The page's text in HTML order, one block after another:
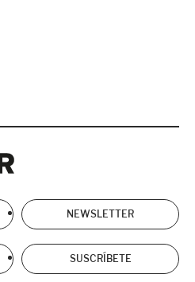
NEWSLETTER
SUSCRÍBETE